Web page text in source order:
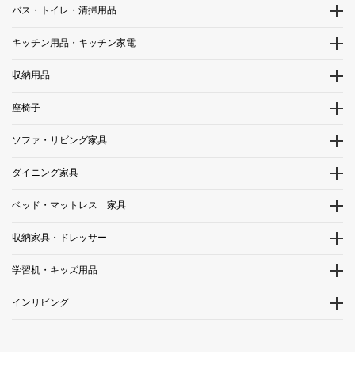
バス・トイレ・清掃用品
キッチン用品・キッチン家電
収納用品
座椅子
ソファ・リビング家具
ダイニング家具
ベッド・マットレス 家具
収納家具・ドレッサー
学習机・キッズ用品
インリビング